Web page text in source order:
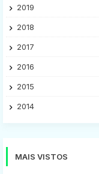
2019
2018
2017
2016
2015
2014
MAIS VISTOS